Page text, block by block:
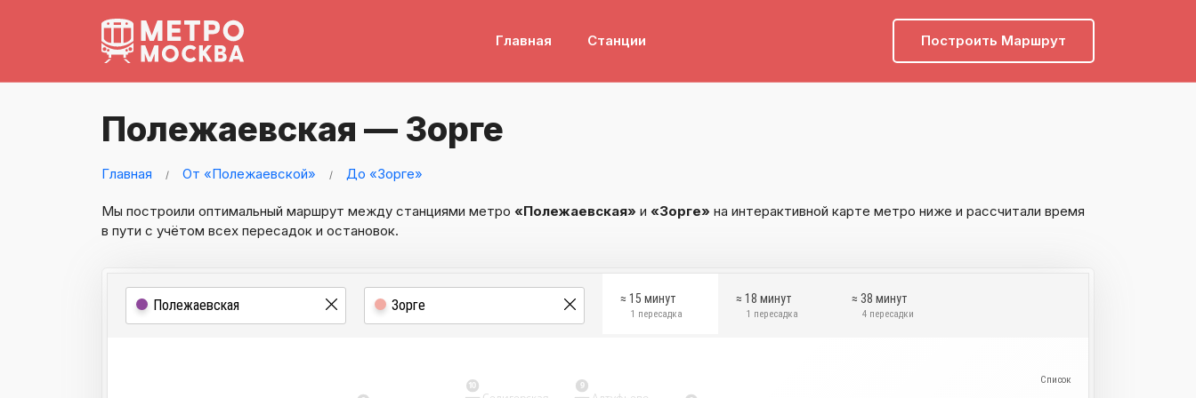
Главная Станции Построить Маршрут
Полежаевская — Зорге
Главная От «Полежаевской» До «Зорге»
Мы построили оптимальный маршрут между станциями метро «Полежаевская» и «Зорге» на интерактивной карте метро ниже и рассчитали время
в пути с учётом всех пересадок и остановок.
≈ 15 минут
1 пересадка
≈ 18 минут
1 пересадка
≈ 38 минут
4 пересадки
9
10